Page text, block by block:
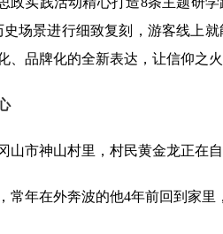
史场景进行细致复刻，游客线上
、品牌化的全新表达，让信仰之
市神山村里，村民黄金龙正在自
年在外奔波的他4年前回到家里